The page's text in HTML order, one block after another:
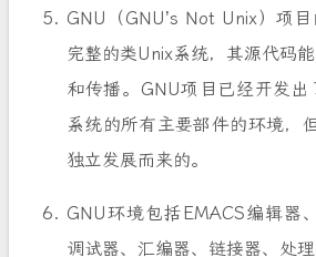
GNU（GNU’s Not Unix）项
完整的类Unix系统，其源代码
和传播。GNU项目已经开发
系统的所有主要部件的环境，
独立发展而来的。
GNU环境包括EMACS编辑器
调试器、汇编器、链接器、处